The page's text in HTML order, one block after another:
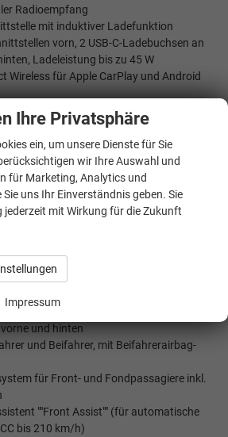
Radioempfang
mit induktiver Ladefunktion
vorn, 2 USB-C-Ladebuchsen an
Ladeleistung bis zu 45 W
Wireless für Apple CarPlay und Android
Stabilisierungsprogramm mit
ABS, ASR, EDS, MSR und
automatisch abblendend
und Müdigkeitserkennung
Distanzregelung ACC ""stop & go"", mit
und hinten
und Beifahrer, mit Beifahrerairbag-
für Front- und Fondpassagiere inkl.
""Front Assist"" (für automatische
bis 210 km/h)
Ihre Privatsphäre
ein, um unsere Dienste für Sie
wir Ihre Auswahl und
für Marketing, Analytics und
uns Ihr Einverständnis geben. Sie
jederzeit mit Wirkung für die Zukunft
Impressum